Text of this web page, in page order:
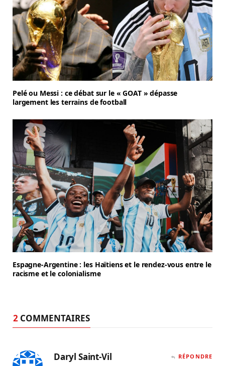
Pelé ou Messi : ce débat sur le « GOAT » dépasse
largement les terrains de football
Espagne-Argentine : les Haïtiens et le rendez-vous entre le
racisme et le colonialisme
2 COMMENTAIRES
Daryl Saint-Vil RÉPONDRE